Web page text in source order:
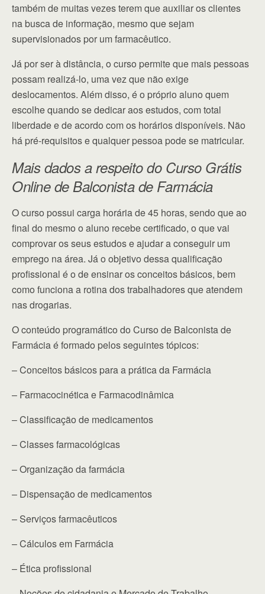
também de muitas vezes terem que auxiliar os clientes
na busca de informação, mesmo que sejam
supervisionados por um farmacêutico.
Já por ser à distância, o curso permite que mais pessoas
possam realizá-lo, uma vez que não exige
deslocamentos. Além disso, é o próprio aluno quem
escolhe quando se dedicar aos estudos, com total
liberdade e de acordo com os horários disponíveis. Não
há pré-requisitos e qualquer pessoa pode se matricular.
Mais dados a respeito do Curso Grátis
Online de Balconista de Farmácia
O curso possui carga horária de 45 horas, sendo que ao
final do mesmo o aluno recebe certificado, o que vai
comprovar os seus estudos e ajudar a conseguir um
emprego na área. Já o objetivo dessa qualificação
profissional é o de ensinar os conceitos básicos, bem
como funciona a rotina dos trabalhadores que atendem
nas drogarias.
O conteúdo programático do Curso de Balconista de
Farmácia é formado pelos seguintes tópicos:
– Conceitos básicos para a prática da Farmácia
– Farmacocinética e Farmacodinâmica
– Classificação de medicamentos
– Classes farmacológicas
– Organização da farmácia
– Dispensação de medicamentos
– Serviços farmacêuticos
– Cálculos em Farmácia
– Ética profissional